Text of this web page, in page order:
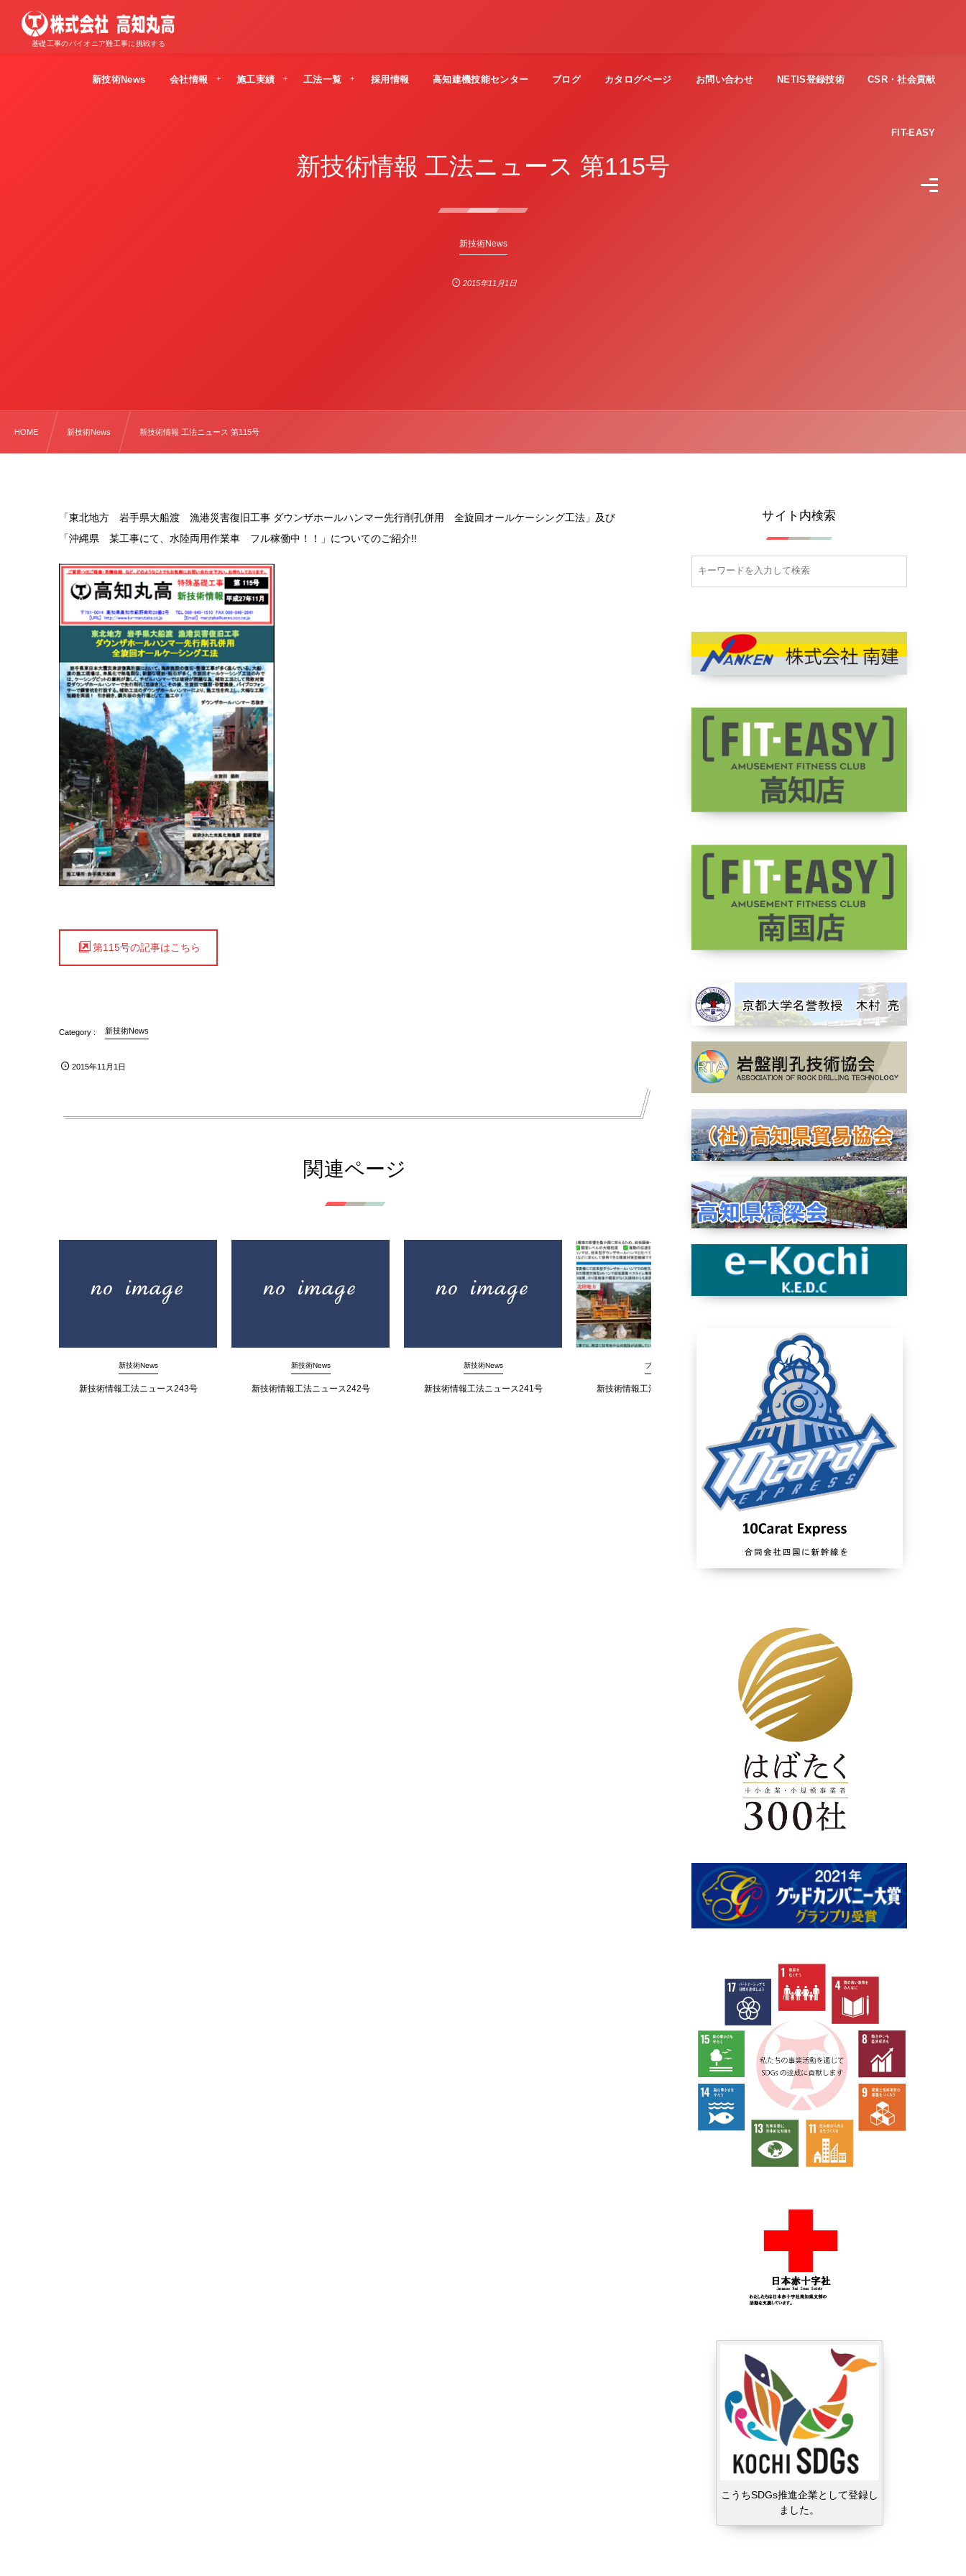
基礎工事のパイオニア難工事に挑戦する
新技術News 会社情報 施工実績 工法一覧 採用情報 高知建機技能センター ブログ カタログページ お問い合わせ NETIS登録技術 CSR・社会貢献
FIT-EASY
新技術情報 工法ニュース 第115号
新技術News
2015年11月1日
HOME 新技術News 新技術情報 工法ニュース 第115号
「東北地方 岩手県大船渡 漁港災害復旧工事 ダウンザホールハンマー先行削孔併用 全旋回オールケーシング工法」及び
「沖縄県 某工事にて、水陸両用作業車 フル稼働中！！」についてのご紹介!!
第115号の記事はこちら
新技術News
2015年11月1日
関連ページ
新技術News
新技術情報工法ニュース243号
新技術News
新技術情報工法ニュース242号
新技術News
新技術情報工法ニュース241号
ブログ
新技術情報工法ニュース233号
ブログ
新技術情報工法ニュース232号
サイト内検索
こうちSDGs推進企業として登録し
ました。